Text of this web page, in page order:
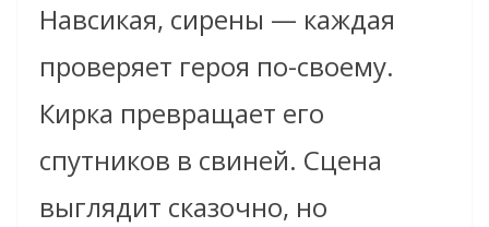
Навсикая, сирены — каждая
проверяет героя по-своему.
Кирка превращает его
спутников в свиней. Сцена
выглядит сказочно, но